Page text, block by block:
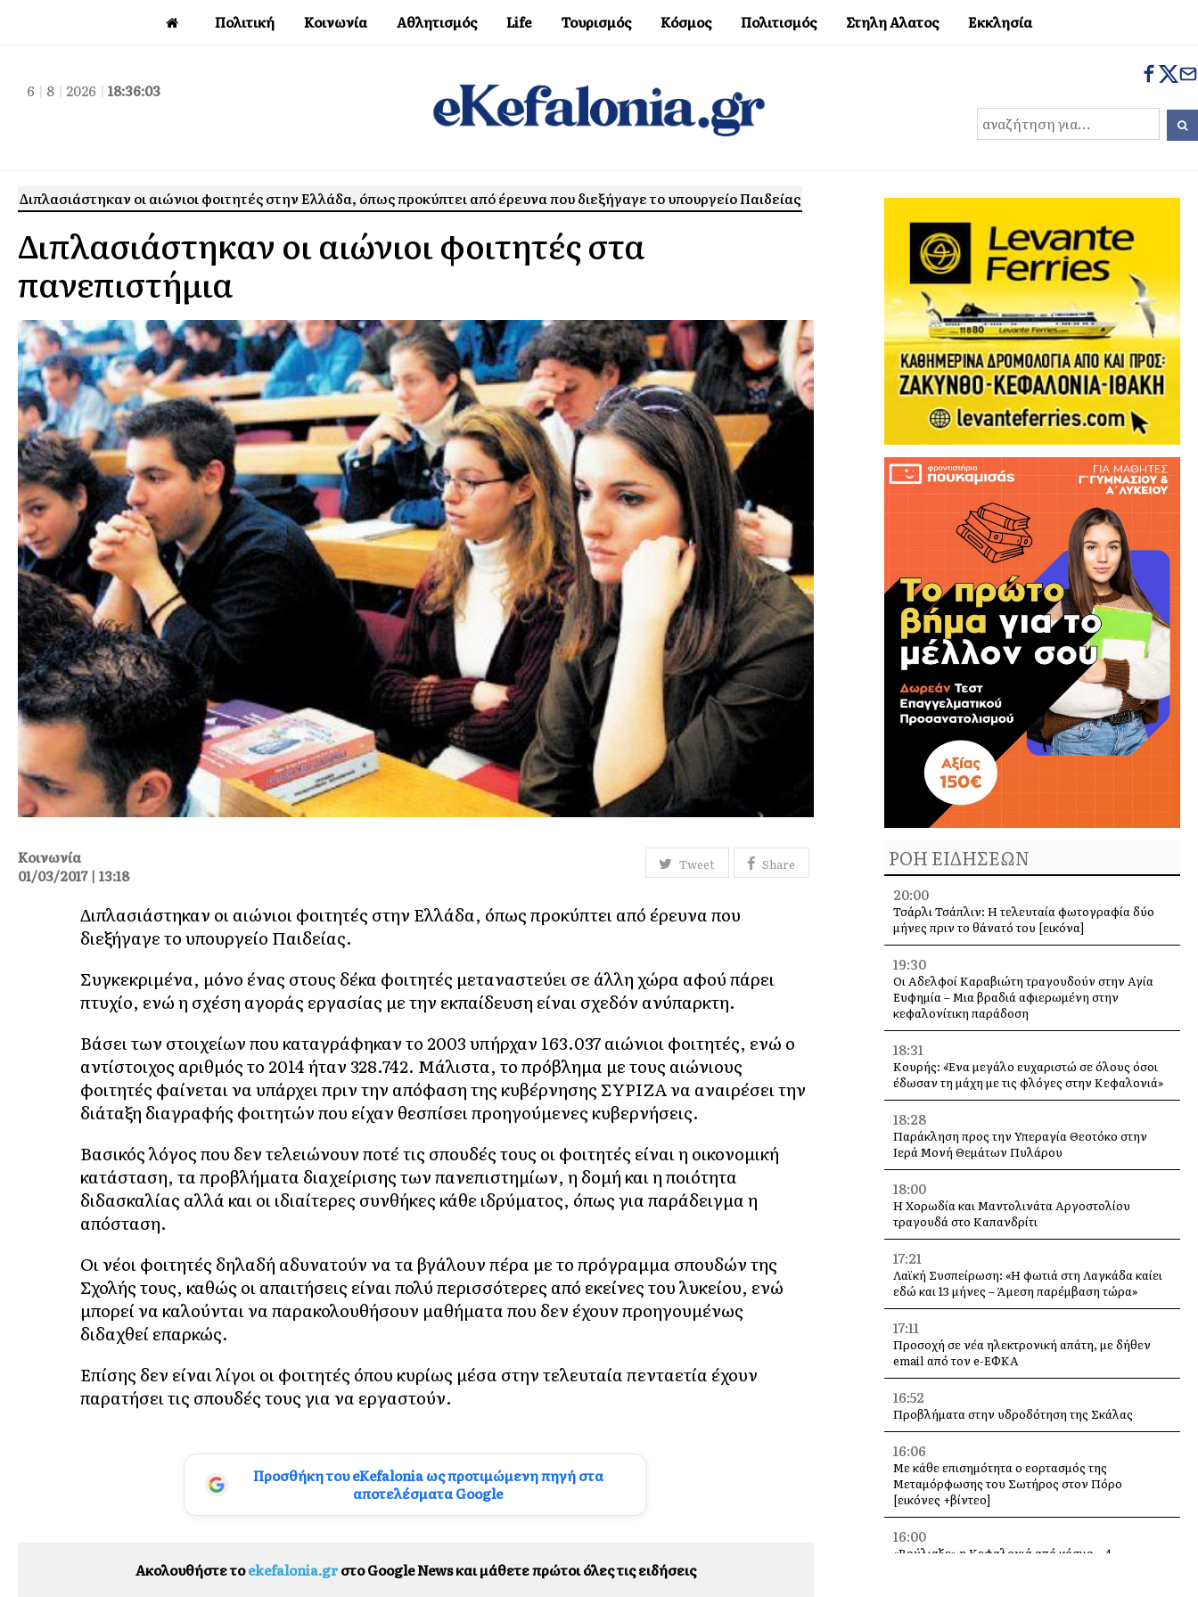
Πολιτική Κοινωνία Αθλητισμός Life Τουρισμός Κόσμος Πολιτισμός Στηλη Αλατος Εκκλησία
6 | 8 | 2026 | 18:36:04
Διπλασιάστηκαν οι αιώνιοι φοιτητές στην Ελλάδα, όπως προκύπτει από έρευνα που διεξήγαγε το υπουργείο Παιδείας
Διπλασιάστηκαν οι αιώνιοι φοιτητές στα
πανεπιστήμια
Tweet Share
Κοινωνία
01/03/2017 | 13:18
Διπλασιάστηκαν οι αιώνιοι φοιτητές στην Ελλάδα, όπως προκύπτει από έρευνα που
διεξήγαγε το υπουργείο Παιδείας.
Συγκεκριμένα, μόνο ένας στους δέκα φοιτητές μεταναστεύει σε άλλη χώρα αφού πάρει
πτυχίο, ενώ η σχέση αγοράς εργασίας με την εκπαίδευση είναι σχεδόν ανύπαρκτη.
Βάσει των στοιχείων που καταγράφηκαν το 2003 υπήρχαν 163.037 αιώνιοι φοιτητές, ενώ ο
αντίστοιχος αριθμός το 2014 ήταν 328.742. Μάλιστα, το πρόβλημα με τους αιώνιους
φοιτητές φαίνεται να υπάρχει πριν την απόφαση της κυβέρνησης ΣΥΡΙΖΑ να αναιρέσει την
διάταξη διαγραφής φοιτητών που είχαν θεσπίσει προηγούμενες κυβερνήσεις.
Βασικός λόγος που δεν τελειώνουν ποτέ τις σπουδές τους οι φοιτητές είναι η οικονομική
κατάσταση, τα προβλήματα διαχείρισης των πανεπιστημίων, η δομή και η ποιότητα
διδασκαλίας αλλά και οι ιδιαίτερες συνθήκες κάθε ιδρύματος, όπως για παράδειγμα η
απόσταση.
Οι νέοι φοιτητές δηλαδή αδυνατούν να τα βγάλουν πέρα με το πρόγραμμα σπουδών της
Σχολής τους, καθώς οι απαιτήσεις είναι πολύ περισσότερες από εκείνες του λυκείου, ενώ
μπορεί να καλούνται να παρακολουθήσουν μαθήματα που δεν έχουν προηγουμένως
διδαχθεί επαρκώς.
Επίσης δεν είναι λίγοι οι φοιτητές όπου κυρίως μέσα στην τελευταία πενταετία έχουν
παρατήσει τις σπουδές τους για να εργαστούν.
Προσθήκη του eKefalonia ως προτιμώμενη πηγή στα
αποτελέσματα Google
Ακολουθήστε τοekefalonia.grστο Google News και μάθετε πρώτοι όλες τις ειδήσεις
ΡΟΗ ΕΙΔΗΣΕΩΝ
20:00
Τσάρλι Τσάπλιν: Η τελευταία φωτογραφία δύο
μήνες πριν το θάνατό του [εικόνα]
19:30
Οι Αδελφοί Καραβιώτη τραγουδούν στην Αγία
Ευφημία – Μια βραδιά αφιερωμένη στην
κεφαλονίτικη παράδοση
18:31
Κουρής: «Ένα μεγάλο ευχαριστώ σε όλους όσοι
έδωσαν τη μάχη με τις φλόγες στην Κεφαλονιά»
18:28
Παράκληση προς την Υπεραγία Θεοτόκο στην
Ιερά Μονή Θεμάτων Πυλάρου
18:00
Η Χορωδία και Μαντολινάτα Αργοστολίου
τραγουδά στο Καπανδρίτι
17:21
Λαϊκή Συσπείρωση: «Η φωτιά στη Λαγκάδα καίει
εδώ και 13 μήνες – Άμεση παρέμβαση τώρα»
17:11
Προσοχή σε νέα ηλεκτρονική απάτη, με δήθεν
email από τον e-ΕΦΚΑ
16:52
Προβλήματα στην υδροδότηση της Σκάλας
16:06
Με κάθε επισημότητα ο εορτασμός της
Μεταμόρφωσης του Σωτήρος στον Πόρο
[εικόνες +βίντεο]
16:00
«Βούλιαξε» η Κεφαλονιά από κόσμο – 4